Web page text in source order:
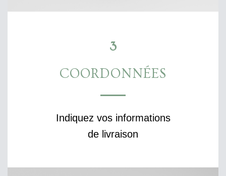
3
COORDONNÉES
Indiquez vos informations
de livraison